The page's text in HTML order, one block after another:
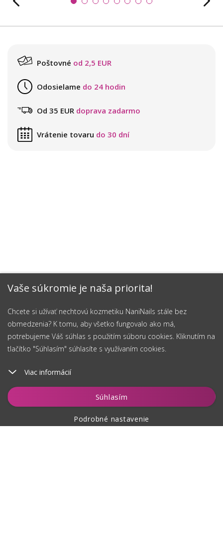
Vaše súkromie je naša priorita!
Chcete si užívať nechtovú kozmetiku NaniNails stále bez
obmedzenia? K tomu, aby všetko fungovalo ako má,
potrebujeme Váš súhlas s použitím súboru cookies. Kliknutím na
tlačítko "Súhlasím" súhlasíte s využívaním cookies.
Viac informácií
Súhlasím
Podrobné nastavenie
Hlídat
Poštovné od 2,5 EUR
Odosielame do 24 hodin
Od 35 EUR doprava zadarmo
Vrátenie tovaru do 30 dní